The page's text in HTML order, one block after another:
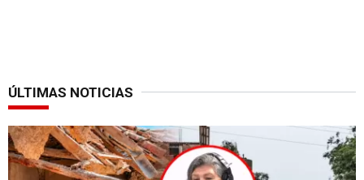
ÚLTIMAS NOTICIAS